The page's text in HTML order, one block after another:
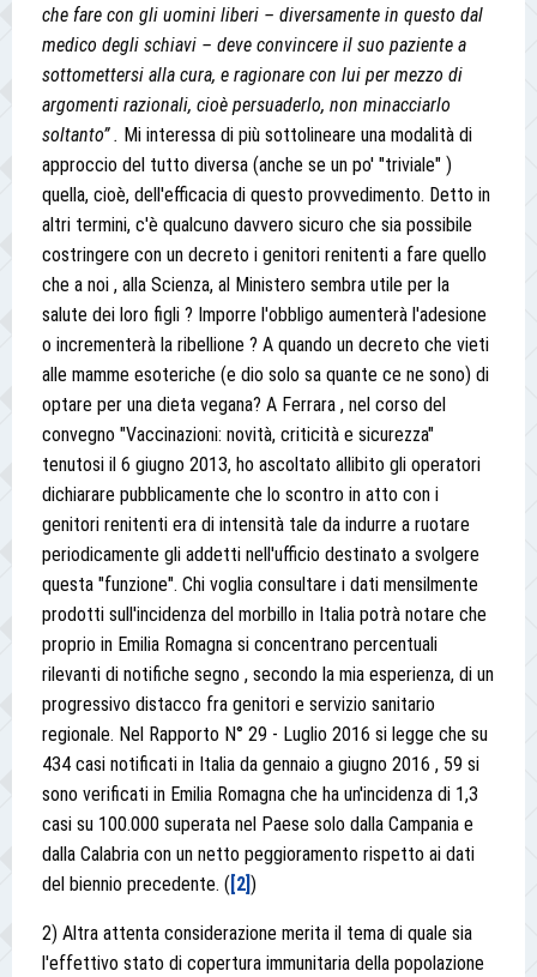
che fare con gli uomini liberi – diversamente in questo dal
medico degli schiavi – deve convincere il suo paziente a
sottomettersi alla cura, e ragionare con lui per mezzo di
argomenti razionali, cioè persuaderlo, non minacciarlo
soltanto” . Mi interessa di più sottolineare una modalità di
approccio del tutto diversa (anche se un po' "triviale" )
quella, cioè, dell'efficacia di questo provvedimento. Detto in
altri termini, c'è qualcuno davvero sicuro che sia possibile
costringere con un decreto i genitori renitenti a fare quello
che a noi , alla Scienza, al Ministero sembra utile per la
salute dei loro figli ? Imporre l'obbligo aumenterà l'adesione
o incrementerà la ribellione ? A quando un decreto che vieti
alle mamme esoteriche (e dio solo sa quante ce ne sono) di
optare per una dieta vegana? A Ferrara , nel corso del
convegno "Vaccinazioni: novità, criticità e sicurezza"
tenutosi il 6 giugno 2013, ho ascoltato allibito gli operatori
dichiarare pubblicamente che lo scontro in atto con i
genitori renitenti era di intensità tale da indurre a ruotare
periodicamente gli addetti nell'ufficio destinato a svolgere
questa "funzione". Chi voglia consultare i dati mensilmente
prodotti sull'incidenza del morbillo in Italia potrà notare che
proprio in Emilia Romagna si concentrano percentuali
rilevanti di notifiche segno , secondo la mia esperienza, di un
progressivo distacco fra genitori e servizio sanitario
regionale. Nel Rapporto N° 29 - Luglio 2016 si legge che su
434 casi notificati in Italia da gennaio a giugno 2016 , 59 si
sono verificati in Emilia Romagna che ha un'incidenza di 1,3
casi su 100.000 superata nel Paese solo dalla Campania e
dalla Calabria con un netto peggioramento rispetto ai dati
del biennio precedente. ( [2] )
2) Altra attenta considerazione merita il tema di quale sia
l'effettivo stato di copertura immunitaria della popolazione